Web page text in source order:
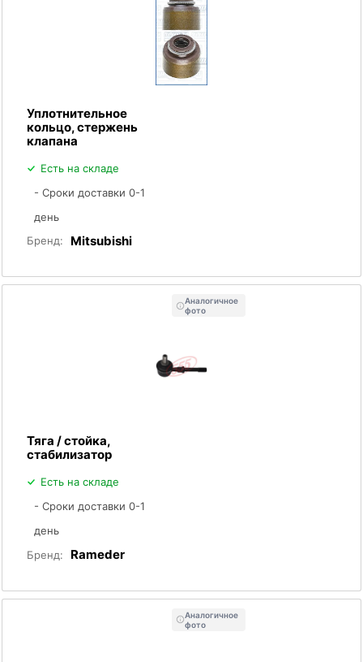
Уплотнительное
кольцо, стержень
клапана
Есть на складе
- Сроки доставки 0-1
день
Бренд:
Mitsubishi
Аналогичное
фото
Тяга / стойка,
стабилизатор
Есть на складе
- Сроки доставки 0-1
день
Бренд:
Rameder
Аналогичное
фото